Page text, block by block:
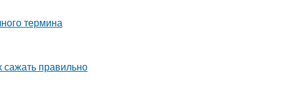
термина
правильно